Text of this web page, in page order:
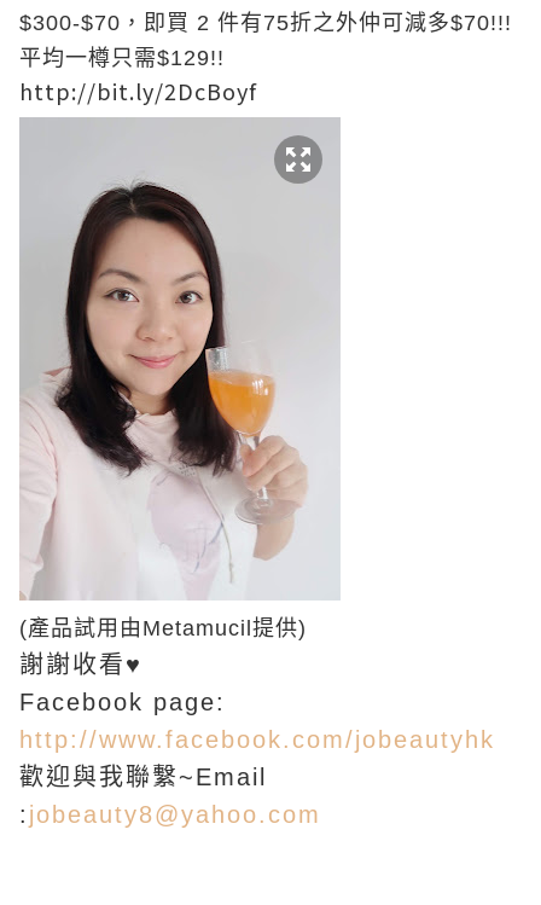
$300-$70，即買 2 件有75折之外仲可減多$70!!!
平均一樽只需$129!!
http://bit.ly/2DcBoyf
(產品試用由Metamucil提供)
謝謝收看♥
Facebook page:
http://www.facebook.com/jobeautyhk
歡迎與我聯繫~Email
: jobeauty8@yahoo.com